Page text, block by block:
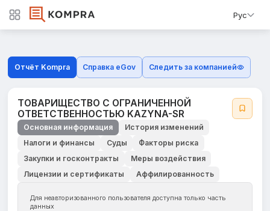
Рус
Отчёт Kompra Справка eGov Следить за компанией
ТОВАРИЩЕСТВО С ОГРАНИЧЕННОЙ
ОТВЕТСТВЕННОСТЬЮ KAZYNA-SR
Основная информация
История изменений
Налоги и финансы
Суды
Факторы риска
Закупки и госконтракты
Меры воздействия
Лицензии и сертификаты
Аффилированность
Для неавторизованного пользователя доступна только часть
данных